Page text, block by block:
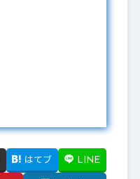
はてブ LINE